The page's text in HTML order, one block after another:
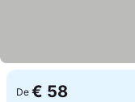
De € 58